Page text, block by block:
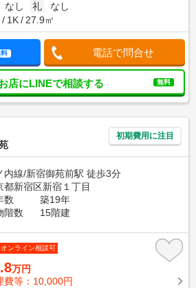
なし 礼
なし
1K 27.9㎡
電話で問合せ
店にLINEで相談する 無料
初期費用に注目
内線/新宿御苑前駅 徒歩3分
都新宿区新宿１丁目
数
築19年
階数
15階建
ンライン相談可
万円
費等：10,000円